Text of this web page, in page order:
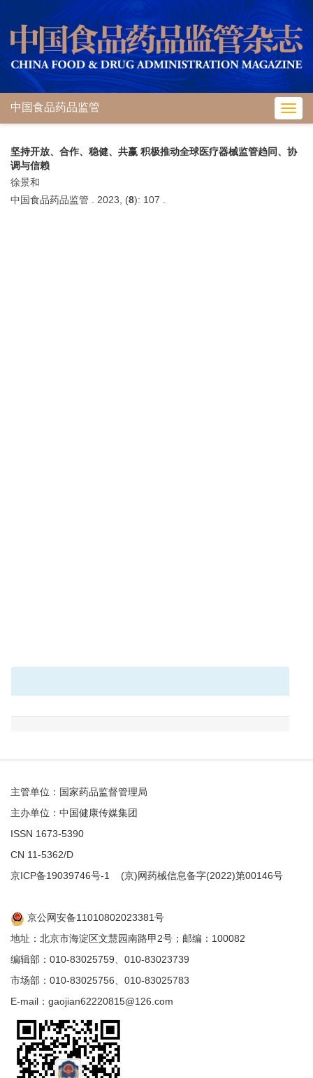
中国食品药品监管
坚持开放、合作、稳健、共赢 积极推动全球医疗器械监管趋同、协
调与信赖
徐景和
中国食品药品监管 . 2023, (8): 107 .
主管单位：国家药品监督管理局
主办单位：中国健康传媒集团
ISSN 1673-5390
CN 11-5362/D
京ICP备19039746号-1 (京)网药械信息备字(2022)第00146号
京公网安备11010802023381号
地址：北京市海淀区文慧园南路甲2号；邮编：100082
编辑部：010-83025759、010-83023739
市场部：010-83025756、010-83025783
E-mail：gaojian62220815@126.com